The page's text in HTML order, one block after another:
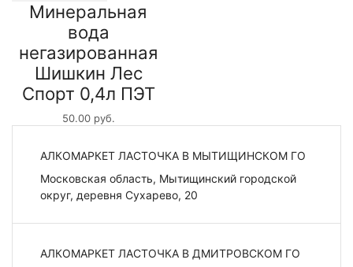
Минеральная
вода
негазированная
Шишкин Лес
Спорт 0,4л ПЭТ
50.00 руб.
АЛКОМАРКЕТ ЛАСТОЧКА В МЫТИЩИНСКОМ ГО
Московская область, Мытищинский городской
округ, деревня Сухарево, 20
АЛКОМАРКЕТ ЛАСТОЧКА В ДМИТРОВСКОМ ГО